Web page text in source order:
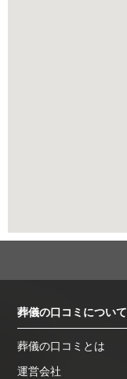
葬儀の口コミについて
葬儀の口コミとは
運営会社